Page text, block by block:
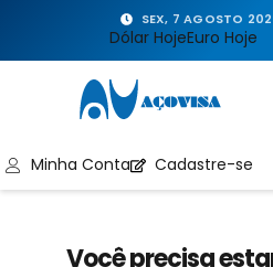
SEX, 7 AGOSTO
Dólar HojeEuro Hoje
Minha Conta Cadastre-se
Você precisa